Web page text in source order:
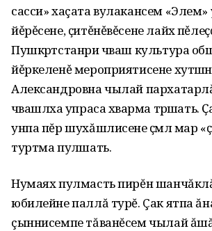
сасси» хаçата вулакансем «Элем»
йěрěсене, ҫитěнěвěсене лайӑх
Пушкӑртстанри чӑваш культура
йěркеленě мероприятисене
Александровна чылай
чӑвашлӑха упраса хӑварма тӑрӑшать.
унпа пĕр шухăшлисене ҫӑмӑл мар
туртма пулӑшать.
Нумаях пулмасть пирĕн
юбилейне паллă турĕ. Çак ятпа
çыннисемпе тăванĕсем чылай